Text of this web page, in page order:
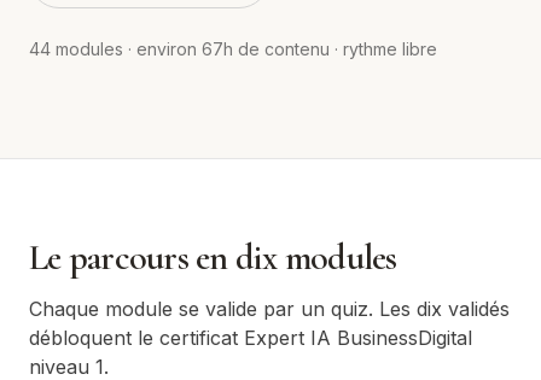
44 modules · environ 67h de contenu · rythme libre
Le parcours en dix modules
Chaque module se valide par un quiz. Les dix validés
débloquent le certificat Expert IA BusinessDigital
niveau 1.